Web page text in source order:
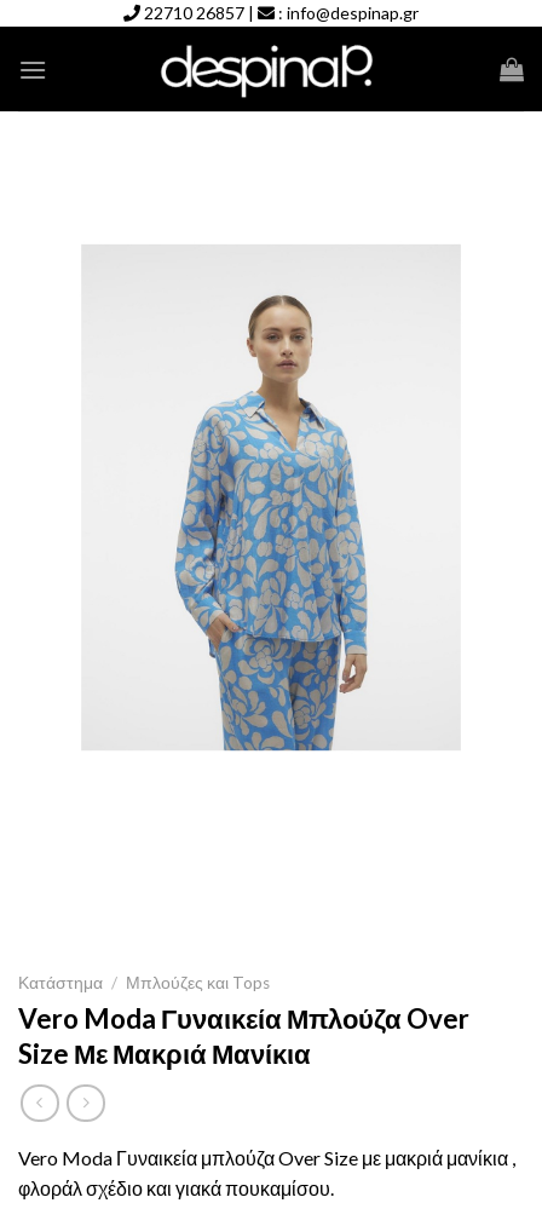
content
22710 26857 | : info@despinap.gr
Κατάστημα / Μπλούζες και Tops
Vero Moda Γυναικεία Μπλούζα Over
Size Με Μακριά Μανίκια
Vero Moda Γυναικεία μπλούζα Over Size με μακριά μανίκια ,
φλοράλ σχέδιο και γιακά πουκαμίσου.